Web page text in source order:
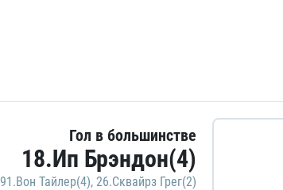
Гол в большинстве
18.Ип Брэндон(4)
91.Вон Тайлер(4), 26.Сквайрз Грег(2)